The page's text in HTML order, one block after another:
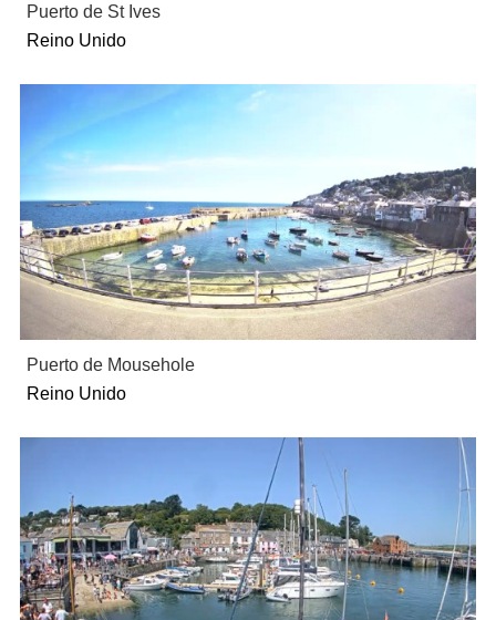
Puerto de St Ives
Reino Unido
Puerto de Mousehole
Reino Unido